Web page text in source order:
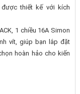
thiết kế với kích
1 chiều 16A Simon
vít, giúp bạn lắp đặt
hoàn hảo cho kiến